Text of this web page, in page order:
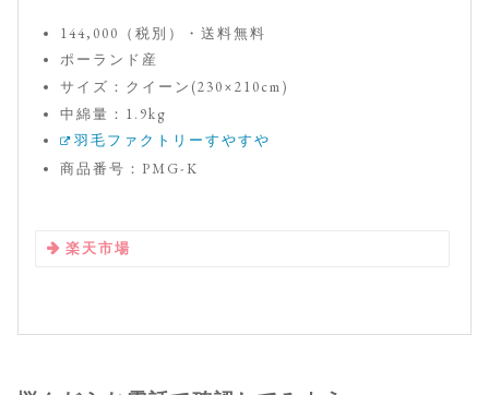
144,000（税別）・送料無料
ポーランド産
サイズ：クイーン(230×210cm)
中綿量：1.9kg
羽毛ファクトリーすやすや
商品番号：PMG-K
楽天市場